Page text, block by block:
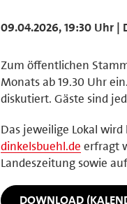
09.04.2026, 19:30 Uhr |
Zum öffentlichen
Monats ab 19.30 Uhr
diskutiert. Gäste sind
Das jeweilige Lokal
dinkelsbuehl.de erfragt
Landeszeitung sowie
DOWNLOAD